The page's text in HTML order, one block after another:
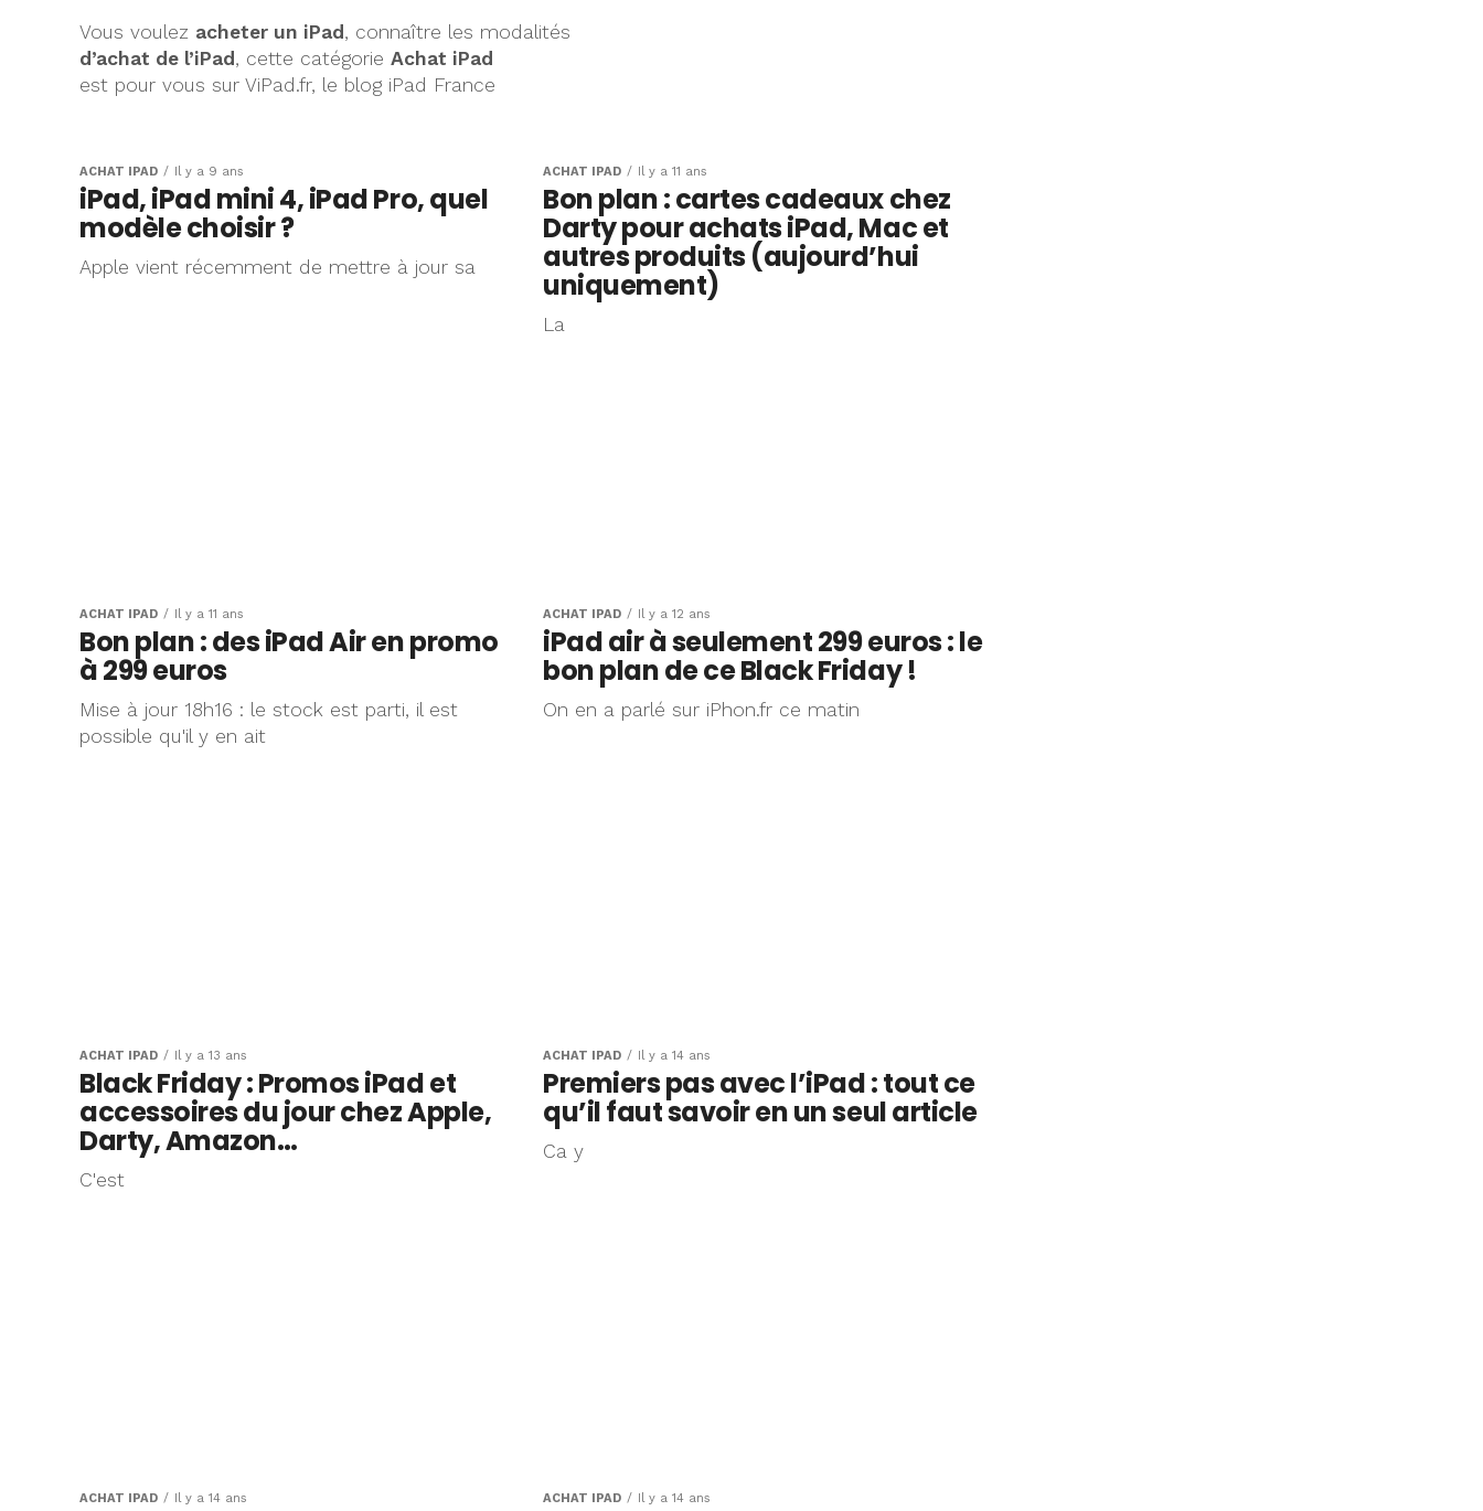
Vous voulez acheter un iPad , connaître les modalités
d’achat de l’iPad , cette catégorie Achat iPad
est pour vous sur ViPad.fr, le blog iPad France
ACHAT IPAD Il y a 9 ans
iPad, iPad mini 4, iPad Pro, quel
modèle choisir ?
Apple vient récemment de mettre à jour sa
ACHAT IPAD Il y a 11 ans
Bon plan : cartes cadeaux chez
Darty pour achats iPad, Mac et
autres produits (aujourd’hui
uniquement)
La
ACHAT IPAD Il y a 11 ans
Bon plan : des iPad Air en promo
à 299 euros
Mise à jour 18h16 : le stock est parti, il est
possible qu'il y en ait
ACHAT IPAD Il y a 12 ans
iPad air à seulement 299 euros : le
bon plan de ce Black Friday !
On en a parlé sur iPhon.fr ce matin
ACHAT IPAD Il y a 13 ans
Black Friday : Promos iPad et
accessoires du jour chez Apple,
Darty, Amazon…
C'est
ACHAT IPAD Il y a 14 ans
Premiers pas avec l’iPad : tout ce
qu’il faut savoir en un seul article
Ca y
ACHAT IPAD Il y a 14 ans ACHAT IPAD Il y a 14 ans